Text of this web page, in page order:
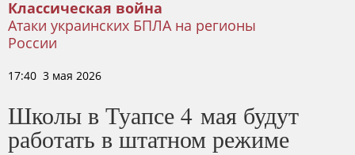
Классическая война
Атаки украинских БПЛА на регионы
России
17:40 3 мая 2026
Школы в Туапсе 4 мая будут
работать в штатном режиме